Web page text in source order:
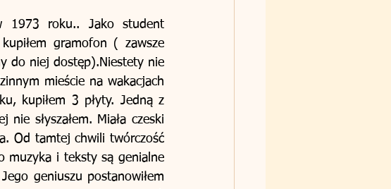
1973 roku.. Jako student
gramofon ( zawsze
do niej dostęp).Niestety nie
mieście na wakacjach
kupiłem 3 płyty. Jedną z
słyszałem. Miała czeski
Od tamtej chwili twórczość
muzyka i teksty są genialne
geniuszu postanowiłem